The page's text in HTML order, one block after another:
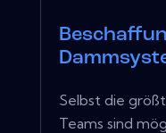
Selbst die
Teams sind